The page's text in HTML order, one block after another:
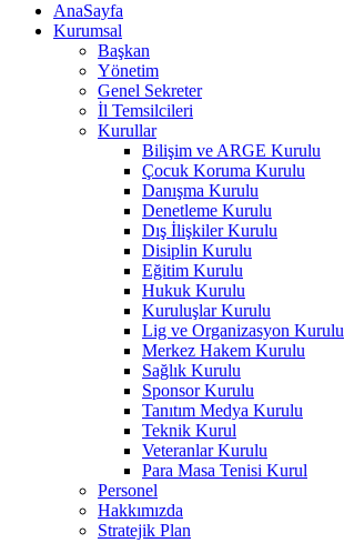
AnaSayfa
Kurumsal
Başkan
Yönetim
Genel Sekreter
İl Temsilcileri
Kurullar
Bilişim ve ARGE Kurulu
Çocuk Koruma Kurulu
Danışma Kurulu
Denetleme Kurulu
Dış İlişkiler Kurulu
Disiplin Kurulu
Eğitim Kurulu
Hukuk Kurulu
Kuruluşlar Kurulu
Lig ve Organizasyon Kurulu
Merkez Hakem Kurulu
Sağlık Kurulu
Sponsor Kurulu
Tanıtım Medya Kurulu
Teknik Kurul
Veteranlar Kurulu
Para Masa Tenisi Kurul
Personel
Hakkımızda
Stratejik Plan